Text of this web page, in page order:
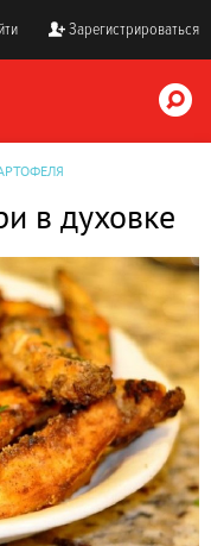
Зарегистрироваться
в духовке